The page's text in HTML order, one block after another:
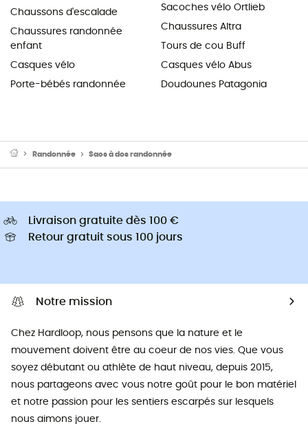
Chaussons d'escalade
Chaussures randonnée
enfant
Casques vélo
Porte-bébés randonnée
Sacoches vélo Ortlieb
Chaussures Altra
Tours de cou Buff
Casques vélo Abus
Doudounes Patagonia
Randonnée Sacs à dos randonnée
Livraison gratuite dès 100 €
Retour gratuit sous 100 jours
Notre mission
Chez Hardloop, nous pensons que la nature et le
mouvement doivent être au coeur de nos vies. Que vous
soyez débutant ou athlète de haut niveau, depuis 2015,
nous partageons avec vous notre goût pour le bon matériel
et notre passion pour les sentiers escarpés sur lesquels
nous aimons jouer.